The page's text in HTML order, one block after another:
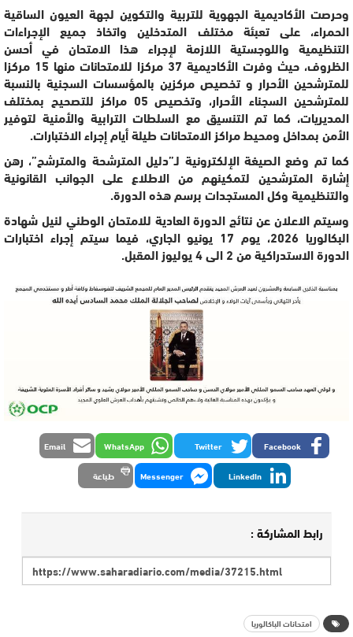
وحرصت الأكاديمية الجهوية للتربية والتكوين لجهة العيون الساقية
الحمراء، على تعبئة مختلف المتدخلين واتخاذ جميع الإجراءات
التنظيمية واللوجستية اللازمة لإجراء هذا الامتحان في أحسن
الظروف، حيث وفرت الأكاديمية 37 مركزا للامتحانات منها 15 مركزا
للمترشحين الأحرار و تخصيص مركزين بالمؤسسات السجنية بالنسبة
للمترشحين السجناء الأحرار، وتخصيص 05 مراكز للتصحيح بمختلف
المديريات، كما تم التنسيق مع السلطات الترابية والأمنية لتوفير
الأمن بمداخل ومحيط مراكز الامتحانات طيلة أيام إجراء الاختبارات.
كما تم وضع الصيغة الإلكترونية لـ”دليل المترشحة والمترشح”، رهن
إشارة المترشحين لتمكينهم من الاطلاع على الجوانب القانونية
والتنظيمية وكل المستجدات برسم هذه الدورة.
وسيتم الاعلان عن نتائج الدورة العادية للامتحان الوطني لنيل شهادة
البكالوريا 2026، يوم 17 يونيو الجاري، فيما سيتم إجراء اختبارات
الدورة الاستدراكية من 2 الى 4 يوليوز المقبل.
Facebook
Twitter
WhatsApp
Email
LinkedIn
Messenger طباعة
رابط المشاركة :
امتحانات الباكالوريا